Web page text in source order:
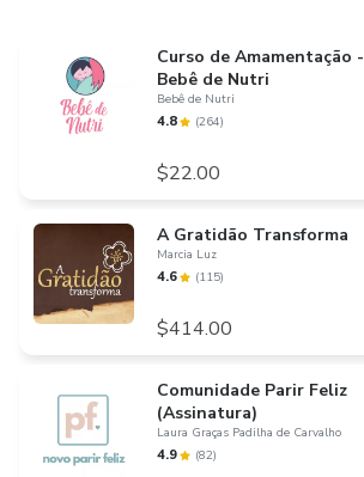
Curso de Amamentação -
Bebê de Nutri
Bebê de Nutri
4.8 (264)
$22.00
A Gratidão Transforma
Marcia Luz
4.6 (115)
$414.00
Comunidade Parir Feliz
(Assinatura)
Laura Graças Padilha de Carvalho
4.9 (82)